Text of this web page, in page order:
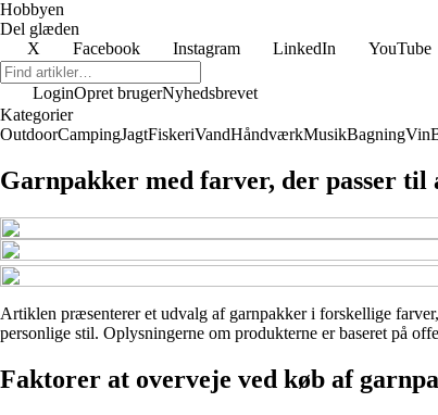
Hobbyen
Del glæden
X
Facebook Instagram LinkedIn YouTube
LoginOpret brugerNyhedsbrevet
Kategorier
OutdoorCampingJagtFiskeriVandHåndværkMusikBagningVin
Garnpakker med farver, der passer til
Artiklen præsenterer et udvalg af garnpakker i forskellige
personlige stil. Oplysningerne om produkterne er baseret på
Faktorer at overveje ved køb af